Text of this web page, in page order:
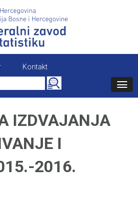
Kontakt
Search
for:
IZDVAJANJA
I
2016.